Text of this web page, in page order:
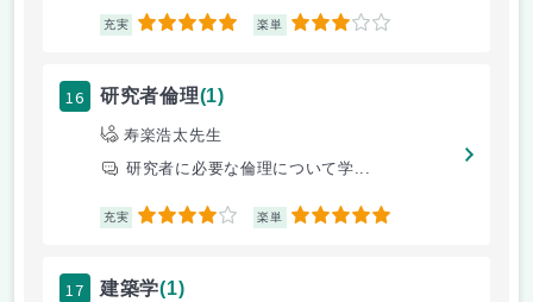
充実 5 楽単 3
16 研究者倫理(1)
寿楽浩太先生
研究者に必要な倫理について学...
充実 4 楽単 5
17 建築学(1)